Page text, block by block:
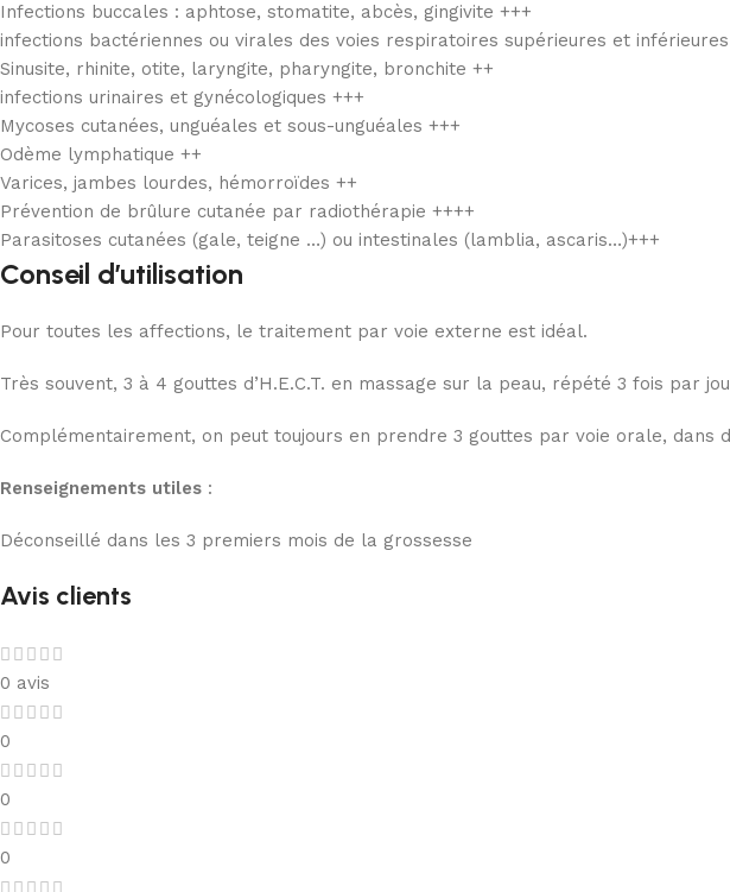
Infections buccales : aphtose, stomatite, abcès, gingivite +++
infections bactériennes ou virales des voies respiratoires supérieures et inférieures
Sinusite, rhinite, otite, laryngite, pharyngite, bronchite ++
infections urinaires et gynécologiques +++
Mycoses cutanées, unguéales et sous-unguéales +++
Odème lymphatique ++
Varices, jambes lourdes, hémorroïdes ++
Prévention de brûlure cutanée par radiothérapie ++++
Parasitoses cutanées (gale, teigne …) ou intestinales (lamblia, ascaris…)+++
Conseil d’utilisation
Pour toutes les affections, le traitement par voie externe est idéal.
Très souvent, 3 à 4 gouttes d’H.E.C.T. en massage sur la peau, répété 3 fois par
Complémentairement, on peut toujours en prendre 3 gouttes par voie orale, dans
Renseignements utiles :
Déconseillé dans les 3 premiers mois de la grossesse
Avis clients
0 avis
0
0
0